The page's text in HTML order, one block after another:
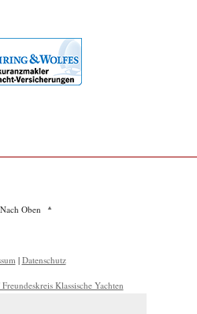
Nach Oben
| Datenschutz
Klassische Yachten